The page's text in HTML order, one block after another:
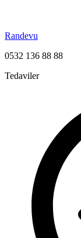
Randevu
0532 136 88 88
Tedaviler